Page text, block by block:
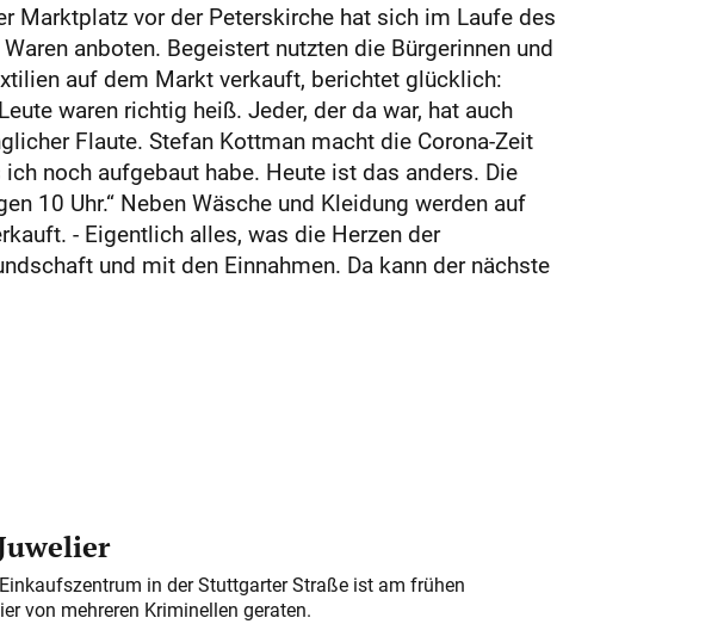
Marktplatz vor der Peterskirche hat sich im Laufe des
anboten. Begeistert nutzten die Bürgerinnen und
auf dem Markt verkauft, berichtet glücklich:
waren richtig heiß. Jeder, der da war, hat auch
Flaute. Stefan Kottman macht die Corona-Zeit
noch aufgebaut habe. Heute ist das anders. Die
10 Uhr.“ Neben Wäsche und Kleidung werden auf
- Eigentlich alles, was die Herzen der
und mit den Einnahmen. Da kann der nächste
in der Stuttgarter Straße ist am frühen
von mehreren Kriminellen geraten.